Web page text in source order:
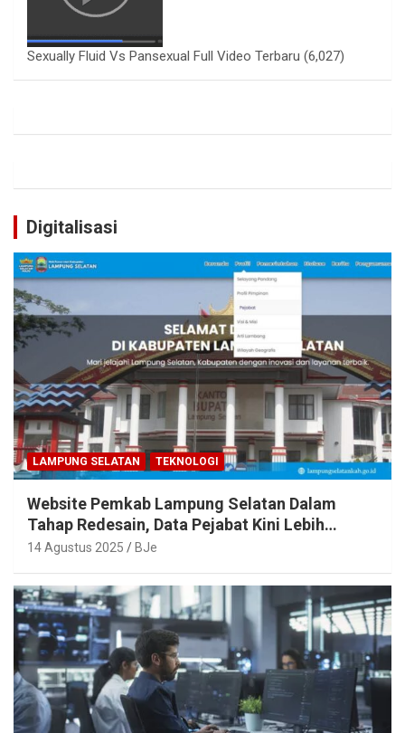
Sexually Fluid Vs Pansexual Full Video Terbaru (6,027)
Digitalisasi
LAMPUNG SELATAN TEKNOLOGI
Website Pemkab Lampung Selatan Dalam
Tahap Redesain, Data Pejabat Kini Lebih
Mudah Diakses
14 Agustus 2025 BJe